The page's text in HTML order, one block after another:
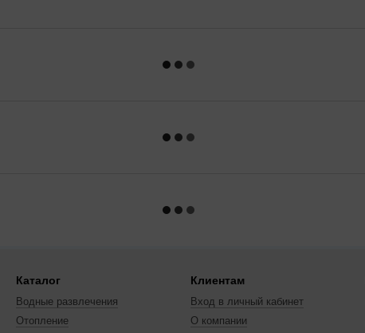
Каталог
Водные развлечения
Отопление
Клиентам
Вход в личный кабинет
О компании